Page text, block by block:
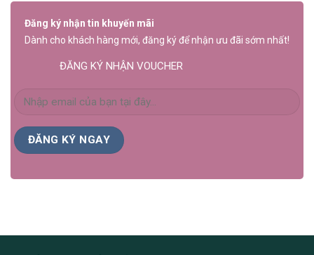
Đăng ký nhận tin khuyến mãi
Dành cho khách hàng mới, đăng ký để nhận ưu đãi sớm nhất!
ĐĂNG KÝ NHẬN VOUCHER